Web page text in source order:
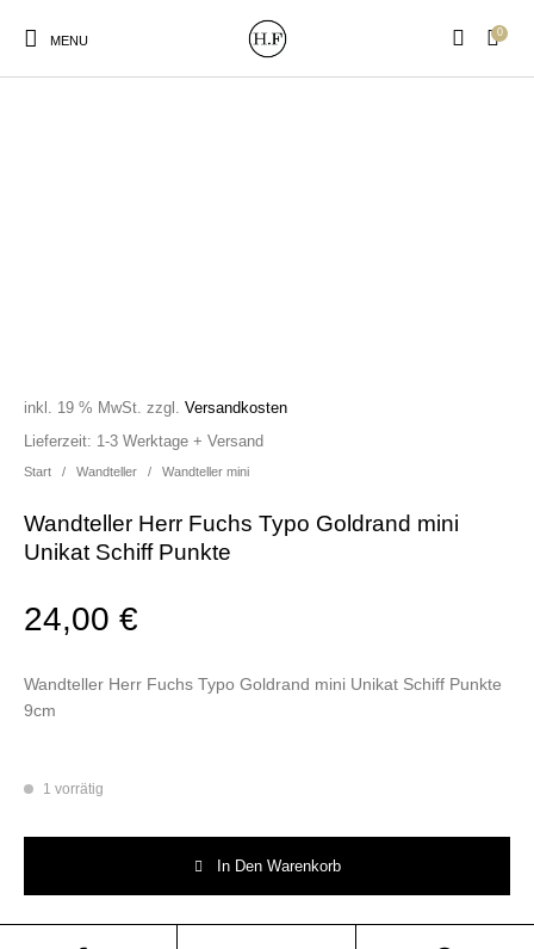
MENU
0
Poster&Notizbücher
für den Kopf
Start / Wandteller / Wandteller mini
Wandteller Herr Fuchs Typo Goldrand mini
Unikat Schiff Punkte
24,00€
inkl. 19 % MwSt. zzgl.Versandkosten
Wandteller Herr Fuchs Typo Goldrand mini Unikat Schiff Punkte
9cm
Lieferzeit: 1-3 Werktage + Versand
1 vorrätig
In Den Warenkorb